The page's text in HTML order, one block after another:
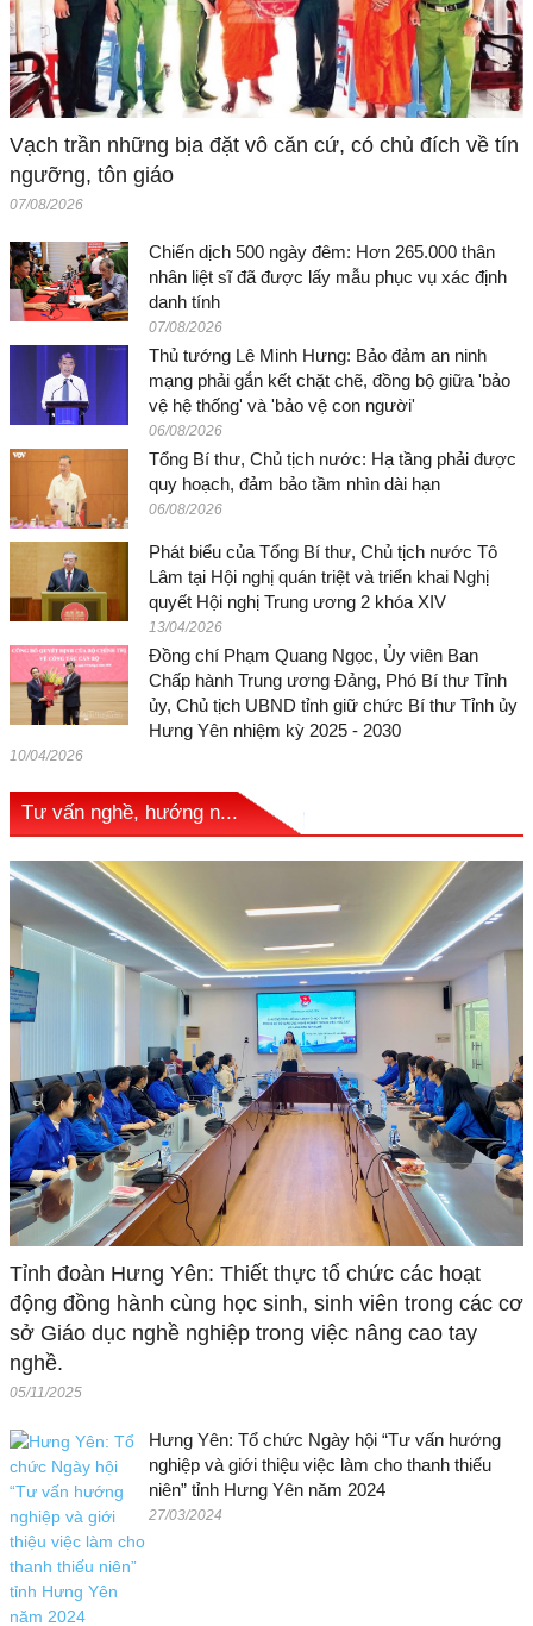
Vạch trần những bịa đặt vô căn cứ, có chủ đích về tín
ngưỡng, tôn giáo
07/08/2026
Chiến dịch 500 ngày đêm: Hơn 265.000 thân
nhân liệt sĩ đã được lấy mẫu phục vụ xác định
danh tính
07/08/2026
Thủ tướng Lê Minh Hưng: Bảo đảm an ninh
mạng phải gắn kết chặt chẽ, đồng bộ giữa 'bảo
vệ hệ thống' và 'bảo vệ con người'
06/08/2026
Tổng Bí thư, Chủ tịch nước: Hạ tầng phải được
quy hoạch, đảm bảo tầm nhìn dài hạn
06/08/2026
Phát biểu của Tổng Bí thư, Chủ tịch nước Tô
Lâm tại Hội nghị quán triệt và triển khai Nghị
quyết Hội nghị Trung ương 2 khóa XIV
13/04/2026
Đồng chí Phạm Quang Ngọc, Ủy viên Ban
Chấp hành Trung ương Đảng, Phó Bí thư Tỉnh
ủy, Chủ tịch UBND tỉnh giữ chức Bí thư Tỉnh ủy
Hưng Yên nhiệm kỳ 2025 - 2030
10/04/2026
Tư vấn nghề, hướng n...
Tỉnh đoàn Hưng Yên: Thiết thực tổ chức các hoạt
động đồng hành cùng học sinh, sinh viên trong các cơ
sở Giáo dục nghề nghiệp trong việc nâng cao tay
nghề.
05/11/2025
Hưng Yên: Tổ chức Ngày hội “Tư vấn hướng
nghiệp và giới thiệu việc làm cho thanh thiếu
niên” tỉnh Hưng Yên năm 2024
27/03/2024